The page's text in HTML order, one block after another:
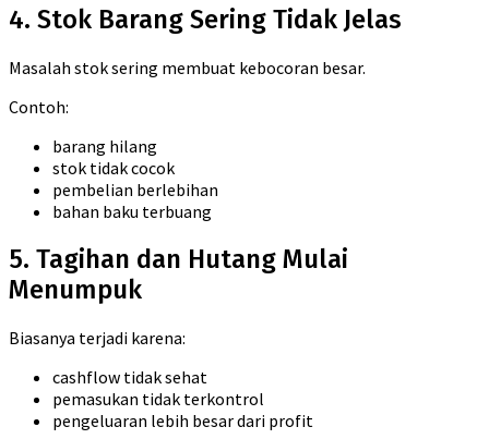
4. Stok Barang Sering Tidak Jelas
Masalah stok sering membuat kebocoran besar.
Contoh:
barang hilang
stok tidak cocok
pembelian berlebihan
bahan baku terbuang
5. Tagihan dan Hutang Mulai
Menumpuk
Biasanya terjadi karena:
cashflow tidak sehat
pemasukan tidak terkontrol
pengeluaran lebih besar dari profit